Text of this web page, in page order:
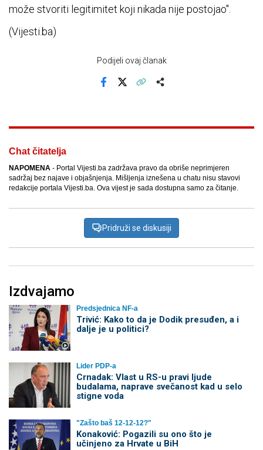
može stvoriti legitimitet koji nikada nije postojao".
(Vijesti.ba)
Podijeli ovaj članak
Chat čitatelja
NAPOMENA - Portal Vijesti.ba zadržava pravo da obriše neprimjeren
sadržaj bez najave i objašnjenja. Mišljenja iznešena u chatu nisu stavovi
redakcije portala Vijesti.ba. Ova vijest je sada dostupna samo za čitanje.
Pridruži se diskusiji
Izdvajamo
Predsjednica NF-a
Trivić: Kako to da je Dodik presuđen, a i
dalje je u politici?
Lider PDP-a
Crnadak: Vlast u RS-u pravi ljude
budalama, naprave svečanost kad u selo
stigne voda
"Zašto baš 12-12-12?"
Konaković: Pogazili su ono što je
učinjeno za Hrvate u BiH